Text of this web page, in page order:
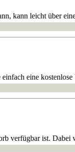
kann leicht über
eine
verfügbar ist.